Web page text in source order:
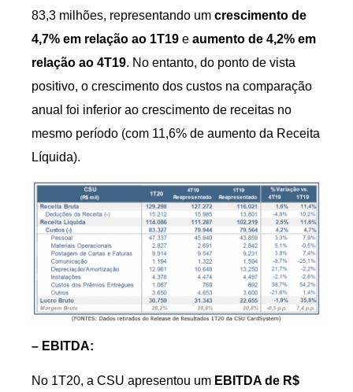
83,3 milhões, representando um crescimento de
4,7% em relação ao 1T19 e aumento de 4,2% em
relação ao 4T19. No entanto, do ponto de vista
positivo, o crescimento dos custos na comparação
anual foi inferior ao crescimento de receitas no
mesmo período (com 11,6% de aumento da Receita
Líquida).
– EBITDA:
No 1T20, a CSU apresentou um EBITDA de R$